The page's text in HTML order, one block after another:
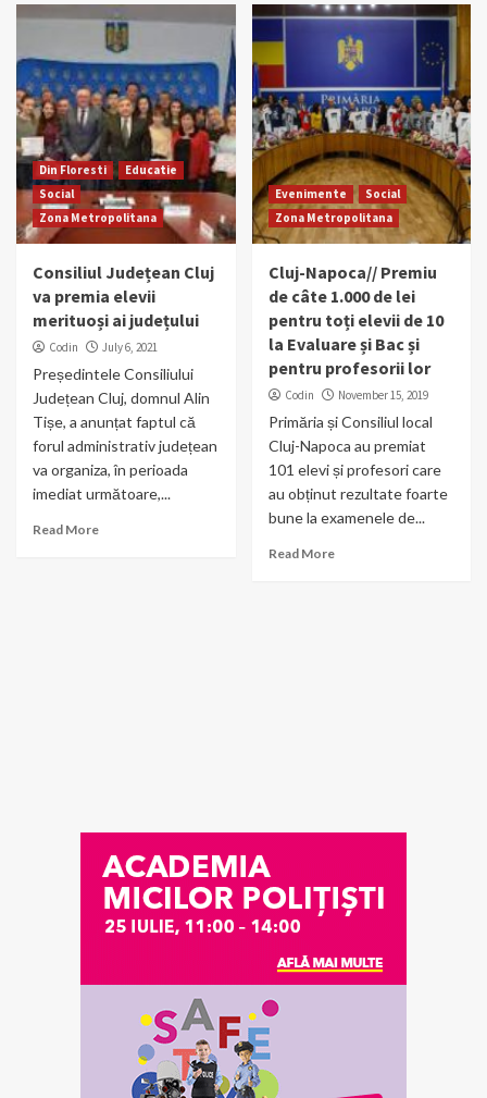
Din Floresti
Educatie
Social
Zona Metropolitana
Consiliul Județean Cluj
va premia elevii
merituoși ai județului
Codin July 6, 2021
Președintele Consiliului
Județean Cluj, domnul Alin
Tișe, a anunțat faptul că
forul administrativ județean
va organiza, în perioada
imediat următoare,...
Read More
Evenimente
Social
Zona Metropolitana
Cluj-Napoca// Premiu
de câte 1.000 de lei
pentru toți elevii de 10
la Evaluare și Bac și
pentru profesorii lor
Codin November 15, 2019
Primăria și Consiliul local
Cluj-Napoca au premiat
101 elevi și profesori care
au obținut rezultate foarte
bune la examenele de...
Read More